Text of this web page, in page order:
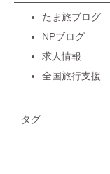
たま旅ブログ
NPブログ
求人情報
全国旅行支援
タグ